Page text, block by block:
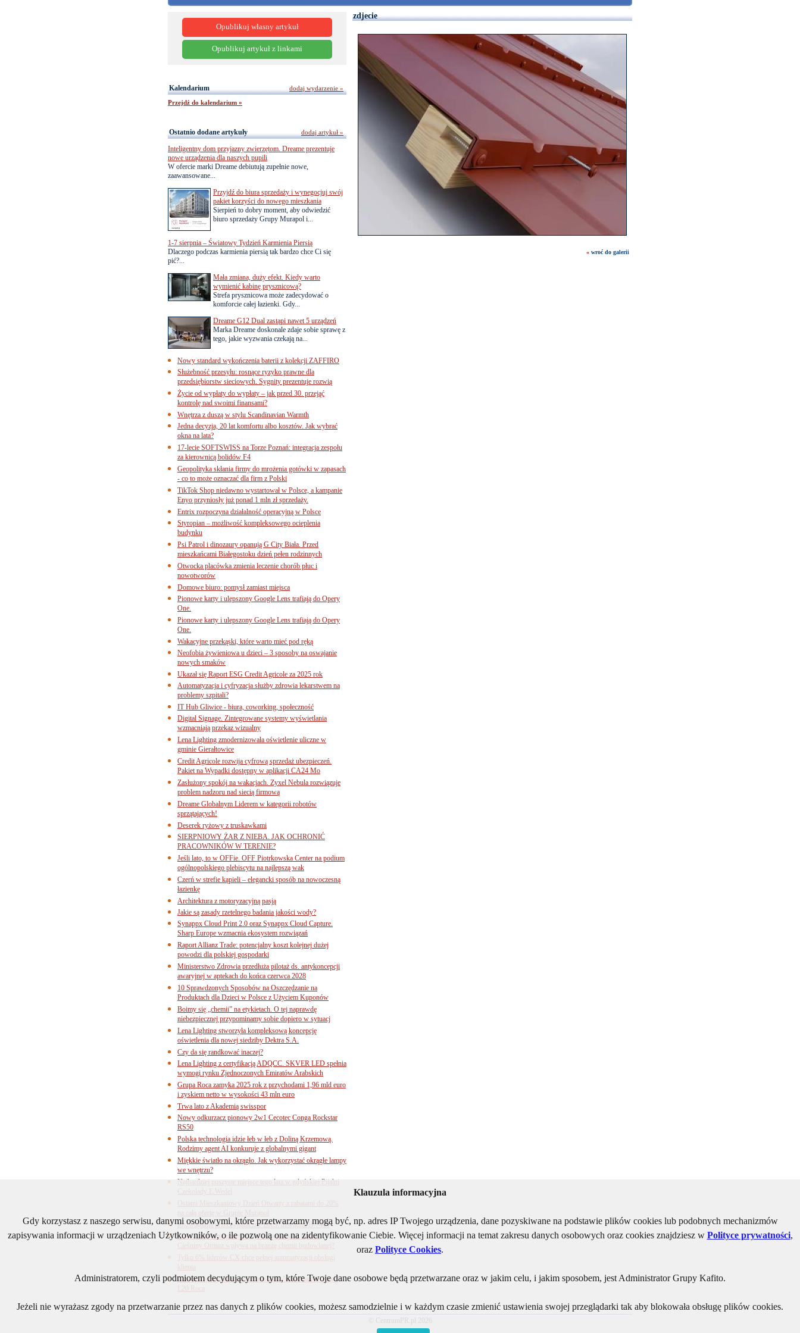
zdjecie
« wroć do galerii
Opublikuj własny artykuł
Opublikuj artykuł z linkami
Kalendarium
Przejdź do kalendarium »
dodaj wydarzenie »
Ostatnio dodane artykuły
Inteligentny dom przyjazny zwierzętom. Dreame prezentuje
nowe urządzenia dla naszych pupili
W ofercie marki Dreame debiutują zupełnie nowe,
zaawansowane...
Przyjdź do biura sprzedaży i wynegocjuj swój
pakiet korzyści do nowego mieszkania
Sierpień to dobry moment, aby odwiedzić
biuro sprzedaży Grupy Murapol i...
1-7 sierpnia – Światowy Tydzień Karmienia Piersią
Dlaczego podczas karmienia piersią tak bardzo chce Ci się
pić?...
Mała zmiana, duży efekt. Kiedy warto
wymienić kabinę prysznicową?
Strefa prysznicowa może zadecydować o
komforcie całej łazienki. Gdy...
Dreame G12 Dual zastąpi nawet 5 urządzeń
Marka Dreame doskonale zdaje sobie sprawę z
tego, jakie wyzwania czekają na...
Nowy standard wykończenia baterii z kolekcji ZAFFIRO
Służebność przesyłu: rosnące ryzyko prawne dla
przedsiębiorstw sieciowych. Sygnity prezentuje rozwią
Życie od wypłaty do wypłaty – jak przed 30. przejąć
kontrolę nad swoimi finansami?
Wnętrza z duszą w stylu Scandinavian Warmth
Jedna decyzja, 20 lat komfortu albo kosztów. Jak wybrać
okna na lata?
17-lecie SOFTSWISS na Torze Poznań: integracja zespołu
za kierownicą bolidów F4
Geopolityka skłania firmy do mrożenia gotówki w zapasach
- co to może oznaczać dla firm z Polski
TikTok Shop niedawno wystartował w Polsce, a kampanie
Enyo przyniosły już ponad 1 mln zł sprzedaży.
Entrix rozpoczyna działalność operacyjną w Polsce
Styropian – możliwość kompleksowego ocieplenia
budynku
Psi Patrol i dinozaury opanują G City Biała. Przed
mieszkańcami Białegostoku dzień pełen rodzinnych
Otwocka placówka zmienia leczenie chorób płuc i
nowotworów
Domowe biuro: pomysł zamiast miejsca
Pionowe karty i ulepszony Google Lens trafiają do Opery
One.
Pionowe karty i ulepszony Google Lens trafiają do Opery
One.
Wakacyjne przekąski, które warto mieć pod ręką
Neofobia żywieniowa u dzieci – 3 sposoby na oswajanie
nowych smaków
Ukazał się Raport ESG Credit Agricole za 2025 rok
Automatyzacja i cyfryzacja służby zdrowia lekarstwem na
problemy szpitali?
IT Hub Gliwice - biura, coworking, społeczność
Digital Signage. Zintegrowane systemy wyświetlania
wzmacniają przekaz wizualny
Lena Lighting zmodernizowała oświetlenie uliczne w
gminie Gierałtowice
Credit Agricole rozwija cyfrową sprzedaż ubezpieczeń.
Pakiet na Wypadki dostępny w aplikacji CA24 Mo
Zasłużony spokój na wakacjach. Zyxel Nebula rozwiązuje
problem nadzoru nad siecią firmową
Dreame Globalnym Liderem w kategorii robotów
sprzątających!
Deserek ryżowy z truskawkami
SIERPNIOWY ŻAR Z NIEBA. JAK OCHRONIĆ
PRACOWNIKÓW W TERENIE?
Jeśli lato, to w OFFie. OFF Piotrkowska Center na podium
ogólnopolskiego plebiscytu na najlepszą wak
Czerń w strefie kąpieli – elegancki sposób na nowoczesną
łazienkę
Architektura z motoryzacyjną pasją
Jakie są zasady rzetelnego badania jakości wody?
Synappx Cloud Print 2.0 oraz Synappx Cloud Capture.
Sharp Europe wzmacnia ekosystem rozwiązań
Raport Allianz Trade: potencjalny koszt kolejnej dużej
powodzi dla polskiej gospodarki
Ministerstwo Zdrowia przedłuża pilotaż ds. antykoncepcji
awaryjnej w aptekach do końca czerwca 2028
10 Sprawdzonych Sposobów na Oszczędzanie na
Produktach dla Dzieci w Polsce z Użyciem Kuponów
Boimy się „chemii” na etykietach. O tej naprawdę
niebezpiecznej przypominamy sobie dopiero w sytuacj
Lena Lighting stworzyła kompleksową koncepcję
oświetlenia dla nowej siedziby Dektra S.A.
Czy da się randkować inaczej?
Lena Lighting z certyfikacją ADQCC. SKVER LED spełnia
wymogi rynku Zjednoczonych Emiratów Arabskich
Grupa Roca zamyka 2025 rok z przychodami 1,96 mld euro
i zyskiem netto w wysokości 43 mln euro
Trwa lato z Akademią swisspor
Nowy odkurzacz pionowy 2w1 Cecotec Conga Rockstar
RS50
Polska technologia idzie łeb w łeb z Doliną Krzemową.
Rodzimy agent AI konkuruje z globalnymi gigant
Miękkie światło na okrągło. Jak wykorzystać okrągłe lampy
we wnętrzu?
Najbardziej puszyste miejsce tego lata w gdyńskiej Pijalni
Czekolady E.Wedel
Ostatni Mieszkaniowy Dzień Otwarty z rabatami do 20%
na całą ofertę w Grupie Murapol
Rozwiązania przeciwpaniczne BKS: dźwignia B-7404
Ceny surowców pod presją. Jak sytuacja w rejonie
Cieśniny Ormuz wpływa na branżę chemii budowlanej?
Tylko 6% liderów CX chce pełnej automatyzacji obsługi
klienta
Odwaga formy, precyzja technologii. Nowe baterie Kay i
L20 Roca
dodaj artykuł »
© CentrumPR.pl 2026
Klauzula informacyjna
Gdy korzystasz z naszego serwisu, danymi osobowymi, które przetwarzamy mogą być, np. adres IP Twojego urządzenia, dane pozyskiwane na podstawie plików cookies lub podobnych mechanizmów
zapisywania informacji w urządzeniach Użytkowników, o ile pozwolą one na zidentyfikowanie Ciebie. Więcej informacji na temat zakresu danych osobowych oraz cookies znajdziesz w Polityce prywatności,
oraz Polityce Cookies.
Administratorem, czyli podmiotem decydującym o tym, które Twoje dane osobowe będą przetwarzane oraz w jakim celu, i jakim sposobem, jest Administrator Grupy Kafito.
Jeżeli nie wyrażasz zgody na przetwarzanie przez nas danych z plików cookies, możesz samodzielnie i w każdym czasie zmienić ustawienia swojej przeglądarki tak aby blokowała obsługę plików cookies.